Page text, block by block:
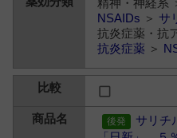
精神・神経系
NSAIDs ＞ サ
抗炎症薬・抗
抗炎症薬 ＞
サリチ